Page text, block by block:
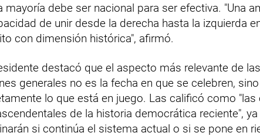
mayoría debe ser nacional para ser efectiva. "Una
de unir desde la derecha hasta la izquierda
con dimensión histórica", afirmó.
destacó que el aspecto más relevante de
generales no es la fecha en que se celebren,
lo que está en juego. Las calificó como "las
de la historia democrática reciente", ya
si continúa el sistema actual o si se pone en